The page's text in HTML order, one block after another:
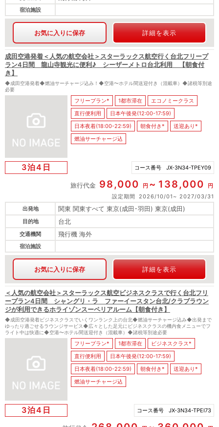
宿泊施設
お気に入りに保存 詳細を表示
成田空港発着＜人気の航空会社＞スターラックス航空行く台北フリープ
ラン4日間 龍山寺観光に便利♪ シーザーメトロ台北利用 【朝食付
き】
◆成田空港発着◆燃油サーチャージ込み！◆空港〜ホテル間送迎付き（混載車）◆諸税等別途
必要
フリープラン* 1都市滞在
エコノミークラス
直行便利用
日本午後発(12:00-17:59)
日本夜着(18:00-22:59)
朝食付き*
送迎あり*
燃油サーチャージ込
3泊4日 コース番号 JX-3N34-TPEY09
旅行代金 98,000 円 138,000
円
設定期間
2026/10/01
2027/03/31
出発地
関東 関東すべて 東京(成田･羽田) 東京(成田)
目的地 台北
交通機関 飛行機 海外
宿泊施設
お気に入りに保存 詳細を表示
＜人気の航空会社＞スターラックス航空ビジネスクラスで行く台北フリ
ープラン4日間 シャングリ・ラ ファーイースタン台北/クラブラウン
ジが利用できるホライゾンスーペリアルーム【朝食付き】
◆成田空港発着ビジネスクラスでいくワンランク上の台北◆燃油サーチャージ込み◆出発まで
ゆったり過ごせるラウンジサービス◆広々とした足元にビジネスクラスの機内食メニューでフ
ライト中は快適に◆空港〜ホテル間送迎付き（混載車）◆諸税等別途必要
フリープラン* 1都市滞在
ビジネスクラス*
直行便利用
日本午後発(12:00-17:59)
日本夜着(18:00-22:59)
朝食付き*
送迎あり*
燃油サーチャージ込
3泊4日 コース番号 JX-3N34-TPEI73